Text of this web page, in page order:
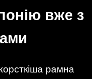
вже з
рамна